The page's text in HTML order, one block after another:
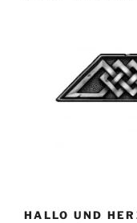
HALLO UND